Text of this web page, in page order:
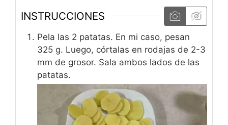
INSTRUCCIONES
Pela las 2 patatas. En mi caso, pesan
325 g. Luego, córtalas en rodajas de 2-3
mm de grosor. Sala ambos lados de las
patatas.